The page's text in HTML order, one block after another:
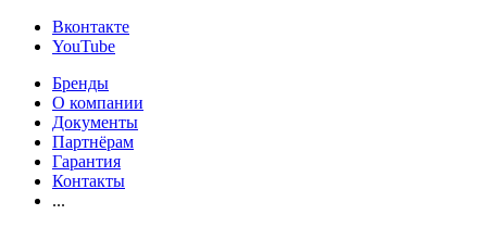
Вконтакте
YouTube
Бренды
О компании
Документы
Партнёрам
Гарантия
Контакты
...